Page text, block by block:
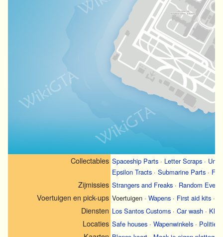
Collectables Spaceship Parts · Letter Scraps ·
Epsilon Tracts · Submarine Parts ·
Zijmissies Strangers and Freaks · Random
Voertuigen en pick-ups Voertuigen · Wapens · First aid kits ·
Diensten Los Santos Customs · Car wash ·
Locaties Safe houses · Wapenwinkels ·